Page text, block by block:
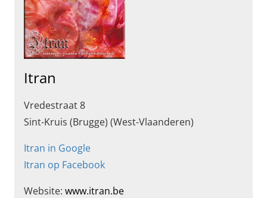
Itran
Vredestraat 8
Sint-Kruis (Brugge) (West-Vlaanderen)
Itran in Google
Itran op Facebook
Website: www.itran.be